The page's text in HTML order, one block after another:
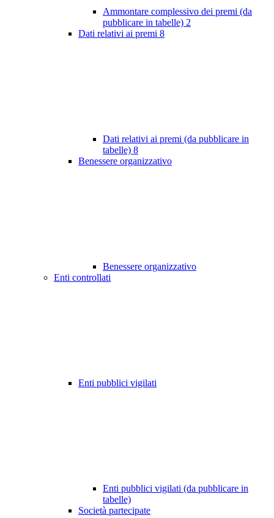
Ammontare complessivo dei premi (da
pubblicare in tabelle) 2
Dati relativi ai premi 8
Dati relativi ai premi (da pubblicare in
tabelle) 8
Benessere organizzativo
Benessere organizzativo
Enti controllati
Enti pubblici vigilati
Enti pubblici vigilati (da pubblicare in
tabelle)
Società partecipate